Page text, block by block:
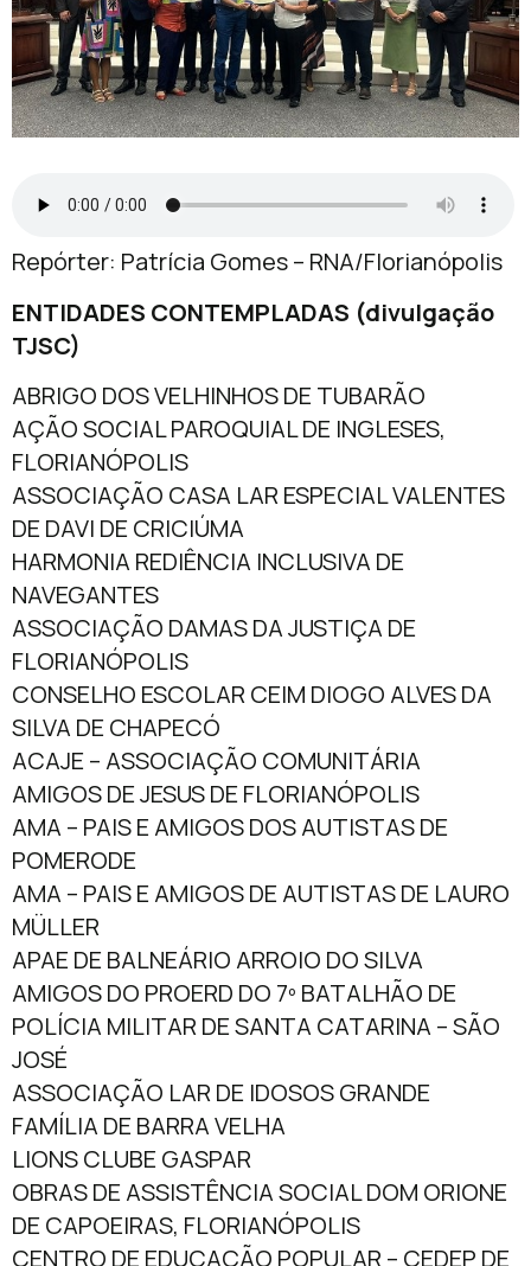
Repórter: Patrícia Gomes – RNA/Florianópolis
ENTIDADES CONTEMPLADAS (divulgação
TJSC)
ABRIGO DOS VELHINHOS DE TUBARÃO
AÇÃO SOCIAL PAROQUIAL DE INGLESES,
FLORIANÓPOLIS
ASSOCIAÇÃO CASA LAR ESPECIAL VALENTES
DE DAVI DE CRICIÚMA
HARMONIA REDIÊNCIA INCLUSIVA DE
NAVEGANTES
ASSOCIAÇÃO DAMAS DA JUSTIÇA DE
FLORIANÓPOLIS
CONSELHO ESCOLAR CEIM DIOGO ALVES DA
SILVA DE CHAPECÓ
ACAJE – ASSOCIAÇÃO COMUNITÁRIA
AMIGOS DE JESUS DE FLORIANÓPOLIS
AMA – PAIS E AMIGOS DOS AUTISTAS DE
POMERODE
AMA – PAIS E AMIGOS DE AUTISTAS DE LAURO
MÜLLER
APAE DE BALNEÁRIO ARROIO DO SILVA
AMIGOS DO PROERD DO 7º BATALHÃO DE
POLÍCIA MILITAR DE SANTA CATARINA – SÃO
JOSÉ
ASSOCIAÇÃO LAR DE IDOSOS GRANDE
FAMÍLIA DE BARRA VELHA
LIONS CLUBE GASPAR
OBRAS DE ASSISTÊNCIA SOCIAL DOM ORIONE
DE CAPOEIRAS, FLORIANÓPOLIS
CENTRO DE EDUCAÇÃO POPULAR – CEDEP DE